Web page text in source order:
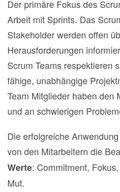
Der primäre Fokus des
Arbeit mit Sprints. Das
Stakeholder werden offen
Herausforderungen
Scrum Teams respektieren
fähige, unabhängige
Team Mitglieder haben den
und an schwierigen
Die erfolgreiche
von den Mitarbeitern die
Werte: Commitment,
Mut.